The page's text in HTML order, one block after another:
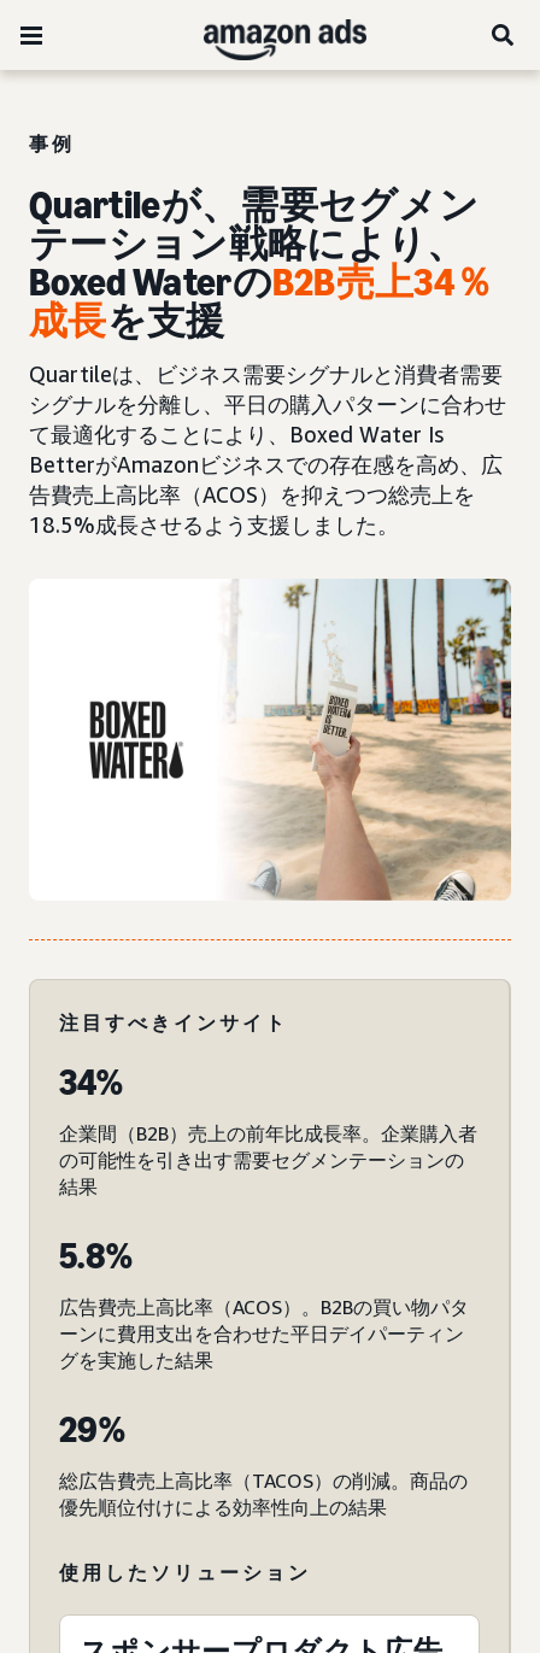
事例
Quartileが、需要セグメン
テーション戦略により、
Boxed WaterのB2B売上34％
成長を支援
Quartileは、ビジネス需要シグナルと消費者需要
シグナルを分離し、平日の購入パターンに合わせ
て最適化することにより、Boxed Water Is
BetterがAmazonビジネスでの存在感を高め、広
告費売上高比率（ACOS）を抑えつつ総売上を
18.5%成長させるよう支援しました。
注目すべきインサイト
34%
企業間（B2B）売上の前年比成長率。企業購入者
の可能性を引き出す需要セグメンテーションの
結果
5.8%
広告費売上高比率（ACOS）。B2Bの買い物パタ
ーンに費用支出を合わせた平日デイパーティン
グを実施した結果
29%
総広告費売上高比率（TACOS）の削減。商品の
優先順位付けによる効率性向上の結果
使用したソリューション